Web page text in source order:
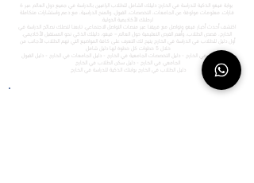
بوابة فيغو الذكية للدراسة في الخارج: دليلك الشامل للطلاب الراغبين بالدراسة في جميع دول العالم عبر 6
قارات. معلومات موثوقة عن الجامعات، التخصصات، القبول، والمنح الدراسية، مع دعم واستشارات متكاملة
لرحلتك الأكاديمية الدولية.
اكتشف أحدث أخبار فيغو وتواصل مع فريقنا عبر منصات التواصل الاجتماعي. تابعنا لتصلك نصائح الدراسة في
الخارج، قصص الطلاب، وأهم الفرص التعليمية حول العالم – فيغو، دليلك الذكي نحو المستقبل الأكاديمي.
أول دليل للطلاب في الدراسة في الخارج يتيح لك التعرف على كافة المواضيع التي تهم الطلاب الأجانب من
خلال 5 خطوات كل خطوة لها دليل شامل
دليل الدراسة في الخارج -
دليل التخصصات الجامعية في الخارج دليل الجامعات في الخارج
- دليل القبول
الجامعي في الخارج - دليل سكن الطلاب في الخارج
دليل الطلاب في الخارج بوابتك الذكية للدراسة في الخارج